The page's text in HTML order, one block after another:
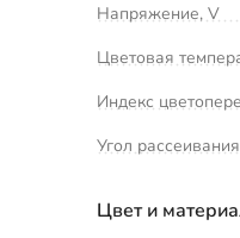
Напряжение, V
Цветовая
Индекс
Угол
Цвет и